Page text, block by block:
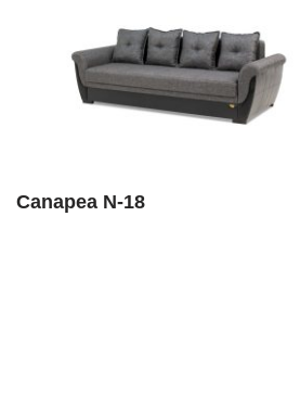
Canapea N-18